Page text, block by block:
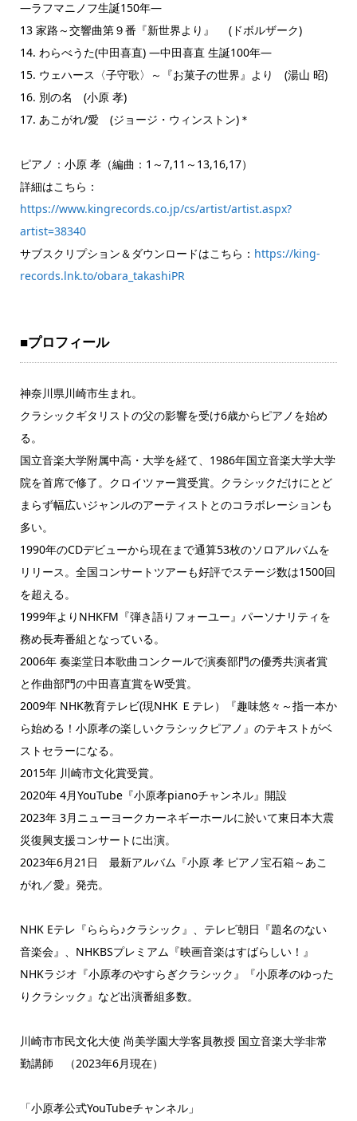
―ラフマニノフ生誕150年―
13 家路～交響曲第９番『新世界より』 (ドボルザーク)
14. わらべうた(中田喜直) ―中田喜直 生誕100年―
15. ウェハース〈子守歌〉～『お菓子の世界』より (湯山 昭)
16. 別の名 (小原 孝)
17. あこがれ/愛 (ジョージ・ウィンストン)＊
ピアノ：小原 孝（編曲：1～7,11～13,16,17）
詳細はこちら：
https://www.kingrecords.co.jp/cs/artist/artist.aspx?
artist=38340
サブスクリプション＆ダウンロードはこちら： https://king-
records.lnk.to/obara_takashiPR
■プロフィール
神奈川県川崎市生まれ。
クラシックギタリストの父の影響を受け6歳からピアノを始め
る。
国立音楽大学附属中高・大学を経て、1986年国立音楽大学大学
院を首席で修了。クロイツァー賞受賞。クラシックだけにとど
まらず幅広いジャンルのアーティストとのコラボレーションも
多い。
1990年のCDデビューから現在まで通算53枚のソロアルバムを
リリース。全国コンサートツアーも好評でステージ数は1500回
を超える。
1999年よりNHKFM『弾き語りフォーユー』パーソナリティを
務め長寿番組となっている。
2006年 奏楽堂日本歌曲コンクールで演奏部門の優秀共演者賞
と作曲部門の中田喜直賞をW受賞。
2009年 NHK教育テレビ(現NHK Ｅテレ）『趣味悠々～指一本か
ら始める！小原孝の楽しいクラシックピアノ』のテキストがベ
ストセラーになる。
2015年 川崎市文化賞受賞。
2020年 4月YouTube『小原孝pianoチャンネル』開設
2023年 3月ニューヨークカーネギーホールに於いて東日本大震
災復興支援コンサートに出演。
2023年6月21日 最新アルバム『小原 孝 ピアノ宝石箱～あこ
がれ／愛』発売。
NHK Eテレ『ららら♪クラシック』、テレビ朝日『題名のない
音楽会』、NHKBSプレミアム『映画音楽はすばらしい！』
NHKラジオ『小原孝のやすらぎクラシック』『小原孝のゆった
りクラシック』など出演番組多数。
川崎市市民文化大使 尚美学園大学客員教授 国立音楽大学非常
勤講師 （2023年6月現在）
「小原孝公式YouTubeチャンネル」